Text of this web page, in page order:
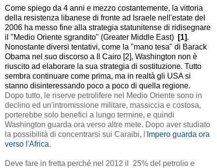
Come spiego da 4 anni e mezzo costantemente, la vittoria
della resistenza libanese di fronte ad Israele nell'estate del
2006 ha messo fine alla strategia statunitense di ridisegnare
il "Medio Oriente sgrandito" (Greater Middle East)
[1].
Nonostante diversi tentativi, come la "mano tesa" di Barack
Obama nel suo discorso a Il Cairo [2], Washington non è
riuscito ad elaborare la sua strategia di sostituzione. Tutto
sembra continuare come prima, ma in realtà gli USA si
stanno disinteressando poco a poco di quella regione.
Dopo tutto, le riserve petrolifere nel Medio Oriente sono in
declino ed un'intromissione militare, massiccia e costosa,
porterebbe solo benefici a lungo termine, e quindi
Washington guarda ora verso altre mete. Dopo aver studiato
la possibilità di concentrarsi sui Caraibi, l' Impero guarda ora
verso l'Africa.
Deve fare in fretta perché nel 2012 il 25% del petrolio e